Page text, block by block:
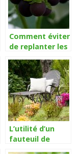
Comment éviter
de replanter les
votre potager?
L’utilité d’un
fauteuil de